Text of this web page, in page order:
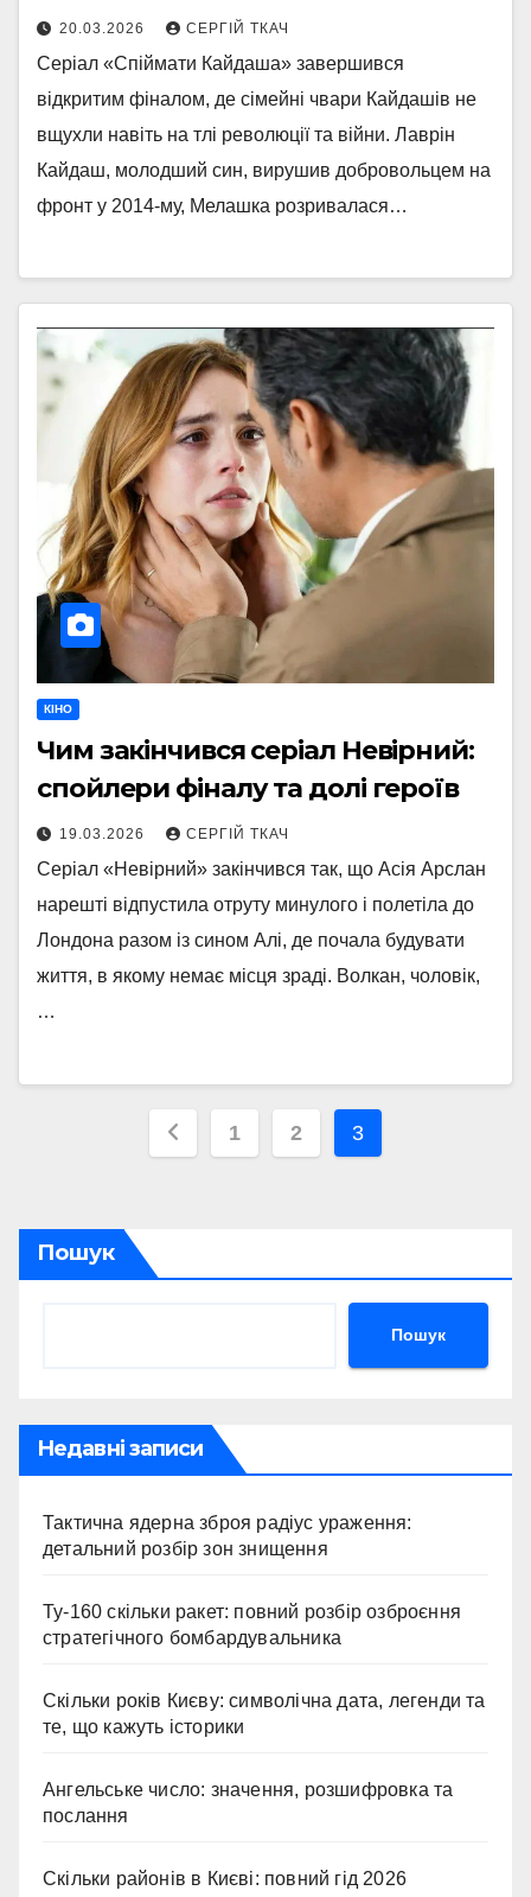
20.03.2026 СЕРГІЙ ТКАЧ
Серіал «Спіймати Кайдаша» завершився
відкритим фіналом, де сімейні чвари Кайдашів не
вщухли навіть на тлі революції та війни. Лаврін
Кайдаш, молодший син, вирушив добровольцем на
фронт у 2014-му, Мелашка розривалася…
КІНО
Чим закінчився серіал Невірний:
спойлери фіналу та долі героїв
19.03.2026 СЕРГІЙ ТКАЧ
Серіал «Невірний» закінчився так, що Асія Арслан
нарешті відпустила отруту минулого і полетіла до
Лондона разом із сином Алі, де почала будувати
життя, в якому немає місця зраді. Волкан, чоловік,
…
Пагінація
1 2 3
Пошук
Пошук
Недавні записи
Тактична ядерна зброя радіус ураження:
детальний розбір зон знищення
Ту-160 скільки ракет: повний розбір озброєння
стратегічного бомбардувальника
Скільки років Києву: символічна дата, легенди та
те, що кажуть історики
Ангельське число: значення, розшифровка та
послання
Скільки районів в Києві: повний гід 2026